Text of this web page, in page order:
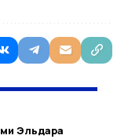
Эльдара